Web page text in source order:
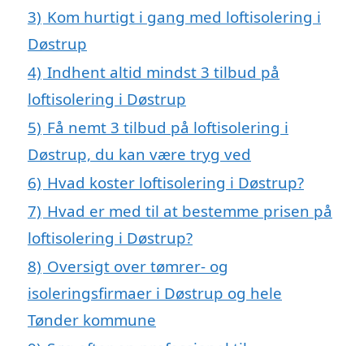
3) Kom hurtigt i gang med loftisolering i
Døstrup
4) Indhent altid mindst 3 tilbud på
loftisolering i Døstrup
5) Få nemt 3 tilbud på loftisolering i
Døstrup, du kan være tryg ved
6) Hvad koster loftisolering i Døstrup?
7) Hvad er med til at bestemme prisen på
loftisolering i Døstrup?
8) Oversigt over tømrer- og
isoleringsfirmaer i Døstrup og hele
Tønder kommune